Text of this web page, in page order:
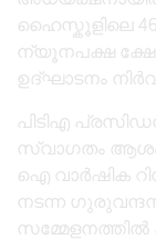
ഹൈസ്കൂളിലെ
ന്യൂനപക്ഷ
ഉദ്ഘാടനം
പിടിഎ
സ്വാഗതം
ഐ വാർഷിക
നടന്ന